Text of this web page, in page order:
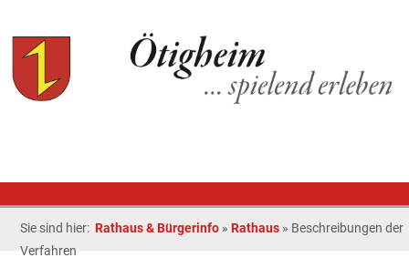
Sie sind hier: Rathaus & Bürgerinfo » Rathaus » Beschreibungen der
Verfahren